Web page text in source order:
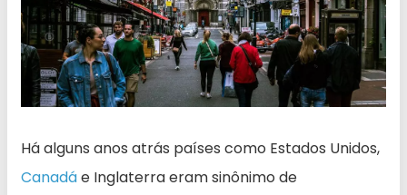
Há alguns anos atrás países como Estados Unidos,
Canadáe Inglaterra eram sinônimo de